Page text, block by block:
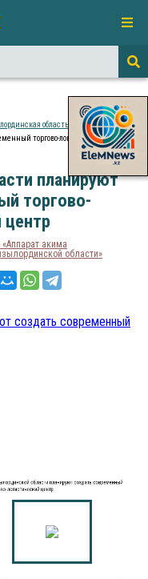
область
торгово-логистический центр
планируют
торгово-
центр
«Аппарат акима
области»
области планируют создать современный
логистический центр